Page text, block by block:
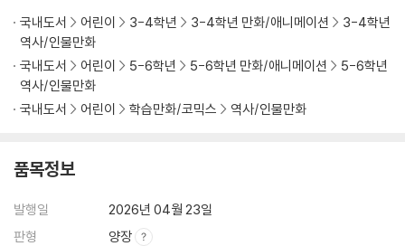
국내도서 어린이 3-4학년 3-4학년 만화/애니메이션
3-4학년
역사/인물만화
국내도서
어린이 5-6학년 5-6학년 만화/애니메이션
5-6학년
역사/인물만화
국내도서
어린이 학습만화/코믹스 역사/인물만화
품목정보
발행일
2026년 04월 23일
판형
양장